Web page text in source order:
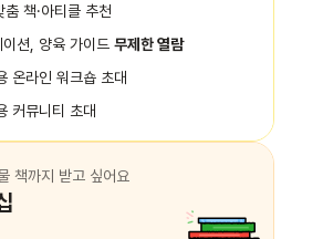
춤 책·아티클 추천
션, 양육 가이드 무제한 열람
온라인 워크숍 초대
커뮤니티 초대
책까지 받고 싶어요